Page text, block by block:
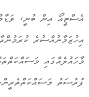
އެސްޓީއޯ އިން ބުނީ،
އިހުޒަމާނުއްސުރެ
މާހައުލެއްގައި
ފުރުސަތު